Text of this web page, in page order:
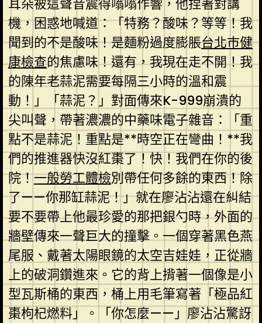
耳朵被這聲音震得嗡嗡作響，他捏著對講
機，困惑地喊道：「特務？酸味？等等！我
聞到的不是酸味！是麵粉過度膨脹台北巿健
康檢查的焦慮味！還有，我現在走不開！我
的陳年老蒜泥需要每隔三小時的溫和震
動！」「蒜泥？」對面傳來K-999崩潰的
尖叫聲，帶著濃濃的中藥味電子雜音：「重
點不是蒜泥！重點是**時空正在彎曲！**我
們的推進器快沒紅棗了！快！我們在你的後
院！一般勞工體檢別帶任何多餘的東西！除
了——你那缸蒜泥！」就在廖沾沾還在糾結
要不要帶上他最珍愛的那把銀勺時，外面的
牆壁傳來一聲巨大的撞擊。一個穿著黑色燕
尾服、戴著太陽眼鏡的太空吉娃娃，正從牆
上的破洞鑽進來。它的背上揹著一個像是小
型瓦斯桶的東西，桶上用毛筆寫著「極品紅
棗枸杞燃料」。「你怎麼——」廖沾沾驚訝